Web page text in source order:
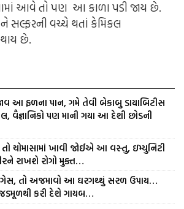
આવે તો પણ આ કાળા પડી જાય છે.
સલ્ફરની વચ્ચે થતાં કેમિકલ
છે.
આ ફળના પાન, ગમે તેવી બેકાબુ ડાયાબિટીસ
વૈજ્ઞાનિકો પણ માની ગયા આ દેશી છોડની
ચોમાસામાં ખાવી જોઈએ આ વસ્તુ, ઇમ્યુનિટી
રાખશે રોગો મુક્ત…
તો અજમાવો આ ઘરગથ્થું સરળ ઉપાય…
કરી દેશે ગાયબ…